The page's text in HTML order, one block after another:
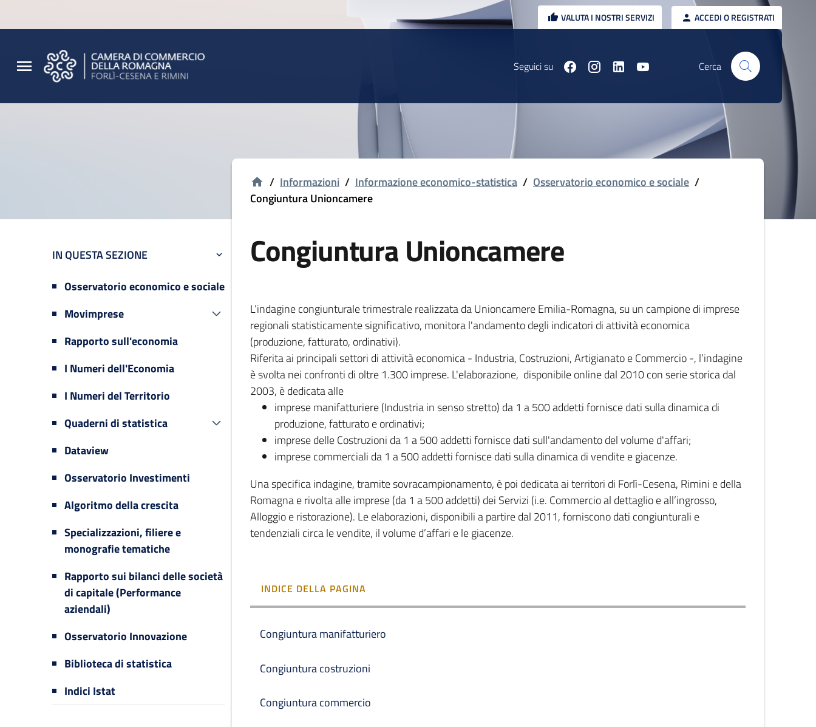
VALUTA I NOSTRI SERVIZI ACCEDI O REGISTRATI
Seguici su Cerca
IN QUESTA SEZIONE
Osservatorio economico e sociale
Movimprese
Rapporto sull'economia
I Numeri dell'Economia
I Numeri del Territorio
Quaderni di statistica
Dataview
Osservatorio Investimenti
Algoritmo della crescita
Specializzazioni, filiere e
monografie tematiche
Rapporto sui bilanci delle società
di capitale (Performance
aziendali)
Osservatorio Innovazione
Biblioteca di statistica
Indici Istat
/ Informazioni / Informazione economico-statistica / Osservatorio economico e sociale /
Congiuntura Unioncamere
Congiuntura Unioncamere
L’indagine congiunturale trimestrale realizzata da Unioncamere Emilia-Romagna, su un campione di imprese
regionali statisticamente significativo, monitora l'andamento degli indicatori di attività economica
(produzione, fatturato, ordinativi).
Riferita ai principali settori di attività economica - Industria, Costruzioni, Artigianato e Commercio -, l’indagine
è svolta nei confronti di oltre 1.300 imprese. L'elaborazione, disponibile online dal 2010 con serie storica dal
2003, è dedicata alle
imprese manifatturiere (Industria in senso stretto) da 1 a 500 addetti fornisce dati sulla dinamica di
produzione, fatturato e ordinativi;
imprese delle Costruzioni da 1 a 500 addetti fornisce dati sull'andamento del volume d'affari;
imprese commerciali da 1 a 500 addetti fornisce dati sulla dinamica di vendite e giacenze.
Una specifica indagine, tramite sovracampionamento, è poi dedicata ai territori di Forlì-Cesena, Rimini e della
Romagna e rivolta alle imprese (da 1 a 500 addetti) dei Servizi (i.e. Commercio al dettaglio e all’ingrosso,
Alloggio e ristorazione). Le elaborazioni, disponibili a partire dal 2011, forniscono dati congiunturali e
tendenziali circa le vendite, il volume d’affari e le giacenze.
INDICE DELLA PAGINA
Congiuntura manifatturiero
Congiuntura costruzioni
Congiuntura commercio